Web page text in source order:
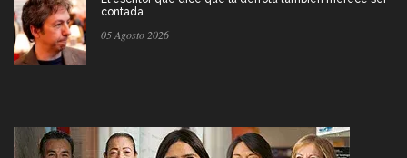
contada
05 Agosto 2026